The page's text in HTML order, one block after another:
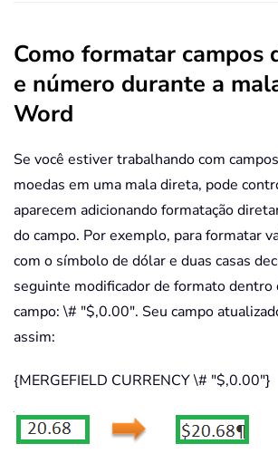
Como formatar campos
e número durante a
Word
Se você estiver trabalhando com
moedas em uma mala direta, pode
aparecem adicionando formatação
do campo. Por exemplo, para formatar
com o símbolo de dólar e duas casas
seguinte modificador de formato dentro
campo: \# "$,0.00". Seu campo
assim:
{MERGEFIELD CURRENCY \# "$,0.00"}